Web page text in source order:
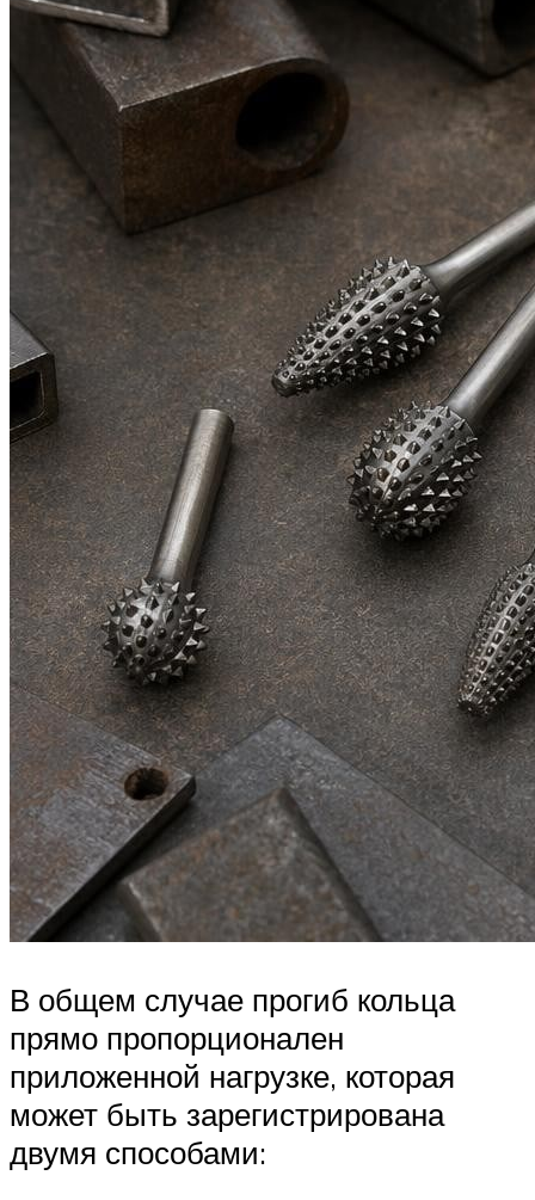
В общем случае прогиб кольца
прямо пропорционален
приложенной нагрузке, которая
может быть зарегистрирована
двумя способами: